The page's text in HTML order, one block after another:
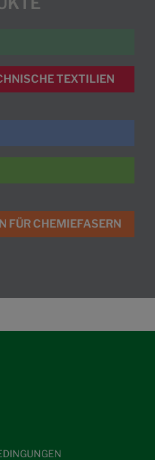
TEXTILIEN
FÜR CHEMIEFASERN